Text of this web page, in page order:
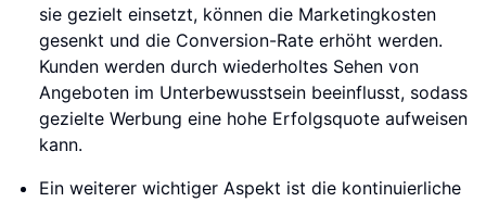
sie gezielt einsetzt, können die Marketingkosten
gesenkt und die Conversion-Rate erhöht werden.
Kunden werden durch wiederholtes Sehen von
Angeboten im Unterbewusstsein beeinflusst, sodass
gezielte Werbung eine hohe Erfolgsquote aufweisen
kann.
Ein weiterer wichtiger Aspekt ist die kontinuierliche